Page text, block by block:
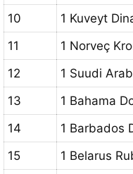
10
1 Kuveyt
11
1 Norveç
12
1 Suudi
13
1 Bahama
14
1 Barbados
15
1 Belarus